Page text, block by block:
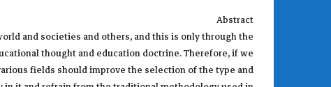
Abstract
and societies and others, and this is only through the
thought and education doctrine. Therefore, if we
fields should improve the selection of the type and